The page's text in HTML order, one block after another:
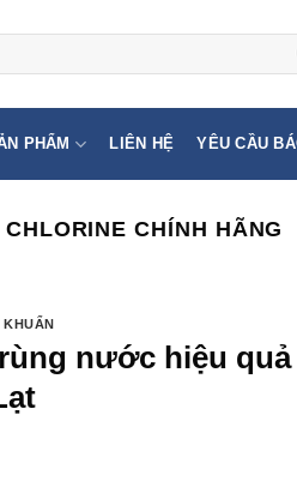
PHẨM LIÊN HỆ YÊU CẦU
CHLORINE CHÍNH HÃNG
KHUẨN
nước hiệu quả